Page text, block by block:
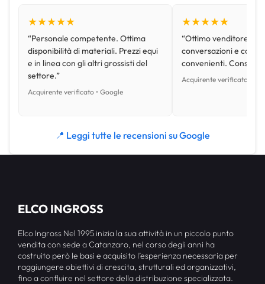
★★★★★
“Personale competente. Ottima
disponibilità di materiali. Prezzi equi
e in linea con gli altri grossisti del
settore.”
Acquirente verificato • Google
★★★★★
“Ottimo venditore,
conversazioni e con
convenienti.
Acquirente verificato •
📍 Leggi tutte le recensioni su Google
ELCO INGROSS
Elco Ingross Nel 1995 inizia la sua attività in un piccolo punto
vendita con sede a Catanzaro, nel corso degli anni ha
costruito però le basi e acquisito l’esperienza necessaria per
raggiungere obiettivi di crescita, strutturali ed organizzativi,
fino a confluire nel settore della distribuzione specializzata.